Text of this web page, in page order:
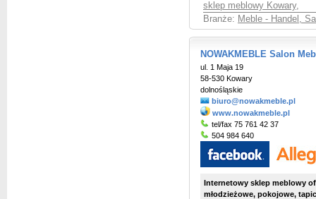
sklep meblowy Kowary,
Branże: Meble - Handel,
NOWAKMEBLE Salon
ul. 1 Maja 19
58-530 Kowary
dolnośląskie
biuro@nowakmeble.pl
www.nowakmeble.pl
tel/fax 75 761 42 37
504 984 640
Internetowy sklep meblowy
młodzieżowe, pokojowe,